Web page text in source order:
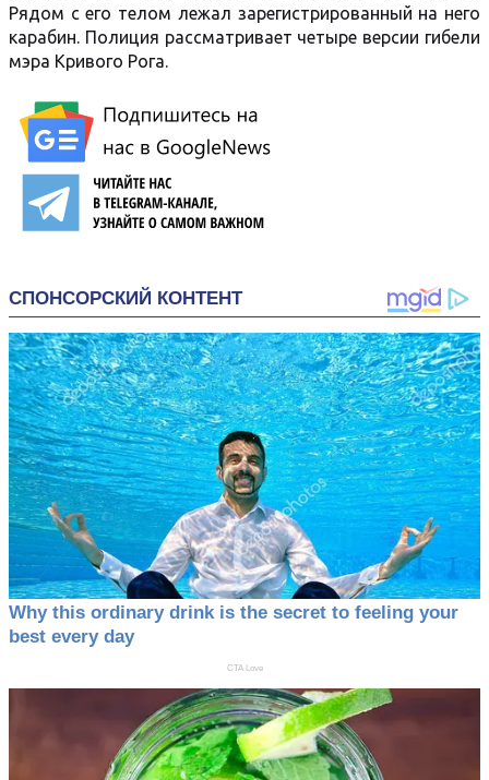
Рядом с его телом лежал зарегистрированный на него
карабин. Полиция рассматривает четыре версии гибели
мэра Кривого Рога.